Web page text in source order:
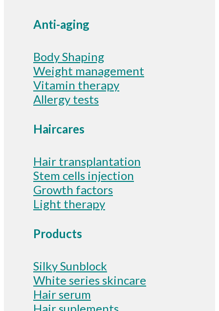
Anti-aging
Body Shaping
Weight management
Vitamin therapy
Allergy tests
Haircares
Hair transplantation
Stem cells injection
Growth factors
Light therapy
Products
Silky Sunblock
White series skincare
Hair serum
Hair suplements